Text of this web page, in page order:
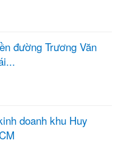
đường Trương Văn
doanh khu Huy